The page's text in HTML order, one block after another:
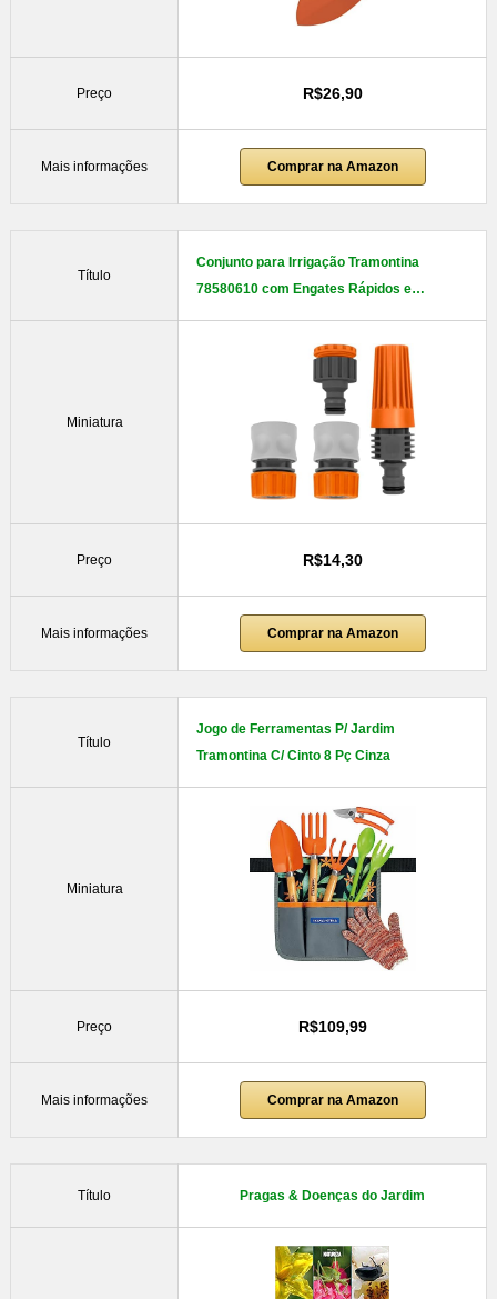
Preço R$26,90
Mais informações Comprar na Amazon
Título
Conjunto para Irrigação Tramontina
78580610 com Engates Rápidos e…
Miniatura
Preço R$14,30
Mais informações Comprar na Amazon
Título
Jogo de Ferramentas P/ Jardim
Tramontina C/ Cinto 8 Pç Cinza
Miniatura
Preço R$109,99
Mais informações Comprar na Amazon
Título Pragas & Doenças do Jardim